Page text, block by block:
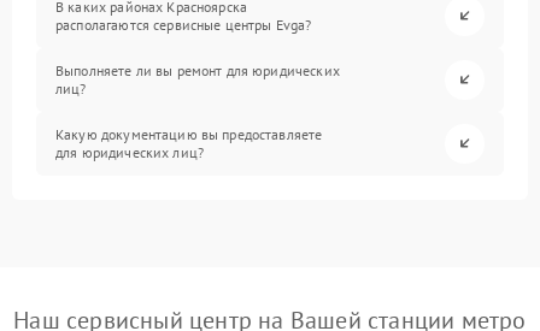
В каких районах Красноярска
располагаются сервисные центры Evga?
Выполняете ли вы ремонт для юридических
лиц?
Какую документацию вы предоставляете
для юридических лиц?
Наш сервисный центр на Вашей станции метро